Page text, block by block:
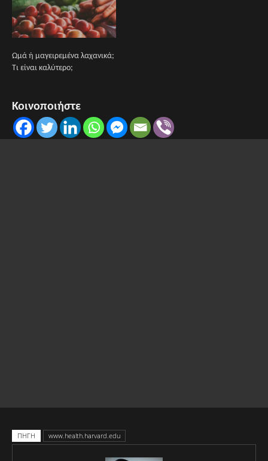
Ωμά ή μαγειρεμένα λαχανικά;
Τι είναι καλύτερο;
Κοινοποιήστε
ΠΗΓΗ www.health.harvard.edu